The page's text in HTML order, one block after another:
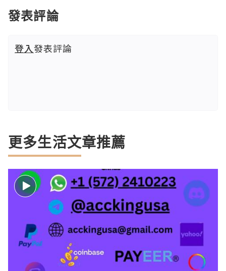
發表評論
登入發表評論
更多生活文章推薦